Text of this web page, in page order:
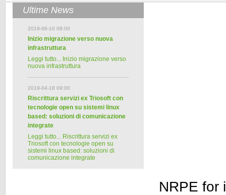
Ultime News
2019-06-10 09:00
Inizio migrazione verso nuova
infrastruttura
Leggi tutto... Inizio migrazione verso
nuova infrastruttura
2019-04-18 09:00
Riscrittura servizi ex Triosoft con
tecnologie open su sistemi linux
based: soluzioni di comunicazione
integrate
Leggi tutto... Riscrittura servizi ex
Triosoft con tecnologie open su
sistemi linux based: soluzioni di
comunicazione integrate
NRPE for